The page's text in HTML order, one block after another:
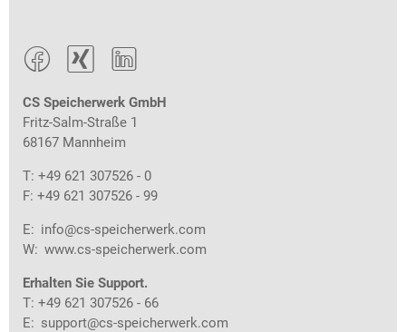
  
CS Speicherwerk GmbH
Fritz-Salm-Straße 1
68167 Mannheim
T: +49 621 307526 - 0
F: +49 621 307526 - 99
E: info@cs-speicherwerk.com
W: www.cs-speicherwerk.com
Erhalten Sie Support.
T: +49 621 307526 - 66
E: support@cs-speicherwerk.com